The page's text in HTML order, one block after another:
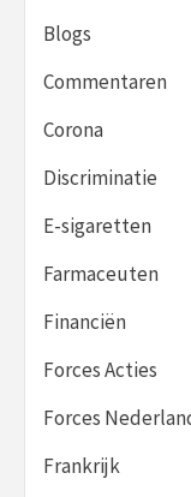
Blogs
Commentaren
Corona
Discriminatie
E-sigaretten
Farmaceuten
Financiën
Forces Acties
Forces
Frankrijk